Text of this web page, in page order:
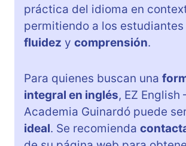
práctica del idioma en
permitiendo a los estudiantes
fluidez y comprensión.
Para quienes buscan una
integral en inglés, EZ English
Academia Guinardó puede
ideal. Se recomienda